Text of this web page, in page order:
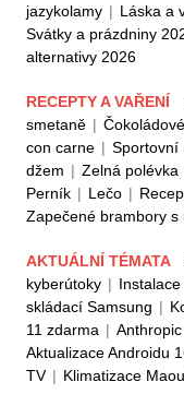
jazykolamy | Láska a
Svátky a prázdniny
alternativy 2026
RECEPTY A VAŘENÍ
smetaně |
con carne | Sportovní
džem | Zelná polévka
Perník | Lečo |
Zapečené brambory s
AKTUÁLNÍ TÉMATA
kyberútoky |
skládací Samsung |
11 zdarma |
Aktualizace Androidu
TV | Klimatizace